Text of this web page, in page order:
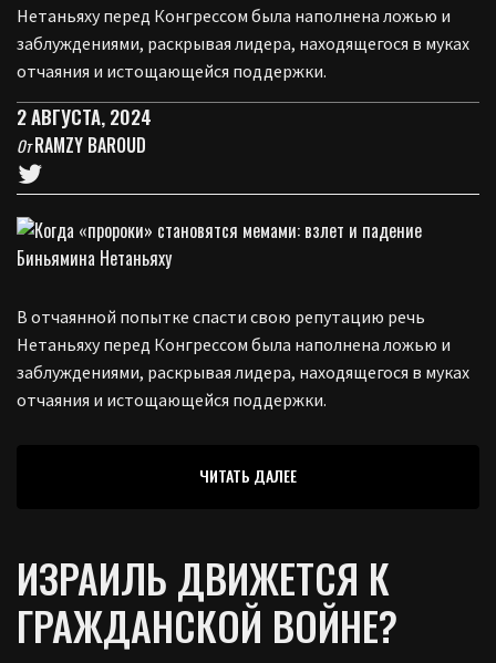
Нетаньяху перед Конгрессом была наполнена ложью и
заблуждениями, раскрывая лидера, находящегося в муках
отчаяния и истощающейся поддержки.
2 АВГУСТА, 2024
ОтRAMZY BAROUD
В отчаянной попытке спасти свою репутацию речь
Нетаньяху перед Конгрессом была наполнена ложью и
заблуждениями, раскрывая лидера, находящегося в муках
отчаяния и истощающейся поддержки.
ЧИТАТЬ ДАЛЕЕ
ИЗРАИЛЬ ДВИЖЕТСЯ К
ГРАЖДАНСКОЙ ВОЙНЕ?